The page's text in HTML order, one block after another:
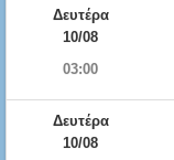
Δευτέρα
10/08
03:00
Δευτέρα
10/08